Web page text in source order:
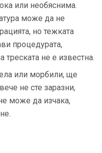
или необяснима.
може да не
но тежката
процедурата,
треската не е известна.
или морбили, ще
не сте заразни,
може да изчака,